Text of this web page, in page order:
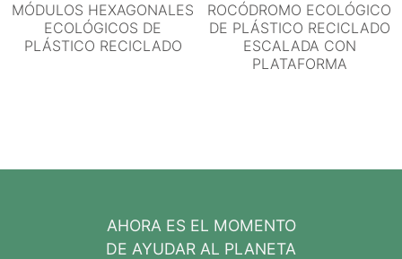
MÓDULOS HEXAGONALES
ECOLÓGICOS DE
PLÁSTICO RECICLADO
ROCÓDROMO ECOLÓGICO
DE PLÁSTICO RECICLADO
ESCALADA CON
PLATAFORMA
AHORA ES EL MOMENTO
DE AYUDAR AL PLANETA